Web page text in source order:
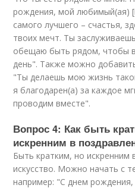
рождения, мой любимый(ая)
самого лучшего – счастья,
твоих мечт. Ты
обещаю быть рядом, чтобы
день". Также можно
"Ты делаешь мою жизнь
я благодарен(а) за каждое
проводим вместе".
Вопрос 4: Как быть
искренним в
Быть кратким, но искренним
искусство. Можно начать с
например: "С днем